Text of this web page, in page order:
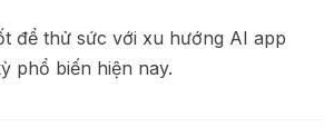
để thử sức với xu hướng AI app
phổ biến hiện nay.